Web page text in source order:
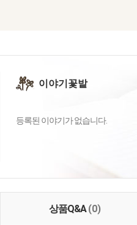
이야기꽃밭
등록된 이야기가 없습니다.
상품Q&A(0)